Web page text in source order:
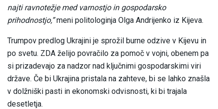
najti ravnotežje med varnostjo in gospodarsko
prihodnostjo,”meni politologinja Olga Andrijenko iz Kijeva.
Trumpov predlog Ukrajini je sprožil burne odzive v Kijevu in
po svetu. ZDA želijo povračilo za pomoč v vojni, obenem pa
si prizadevajo za nadzor nad ključnimi gospodarskimi viri
države. Če bi Ukrajina pristala na zahteve, bi se lahko znašla
v dolžniški pasti in ekonomski odvisnosti, ki bi trajala
desetletja.